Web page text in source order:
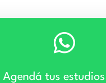
Agendá tus